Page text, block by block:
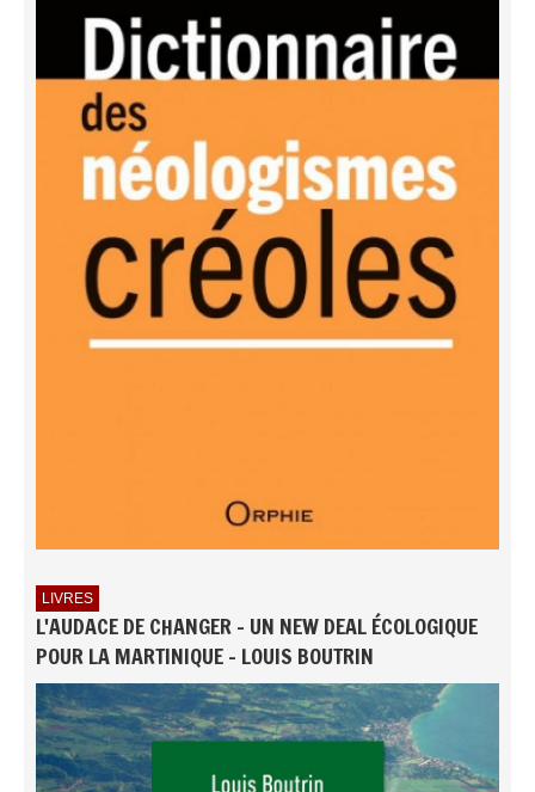
LIVRES
L'AUDACE DE CHANGER - UN NEW DEAL ÉCOLOGIQUE
POUR LA MARTINIQUE - LOUIS BOUTRIN